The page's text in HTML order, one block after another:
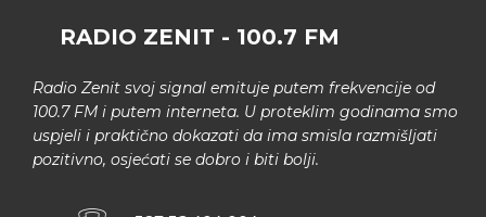
RADIO ZENIT - 100.7 FM
Radio Zenit svoj signal emituje putem frekvencije od
100.7 FM i putem interneta. U proteklim godinama smo
uspjeli i praktično dokazati da ima smisla razmišljati
pozitivno, osjećati se dobro i biti bolji.